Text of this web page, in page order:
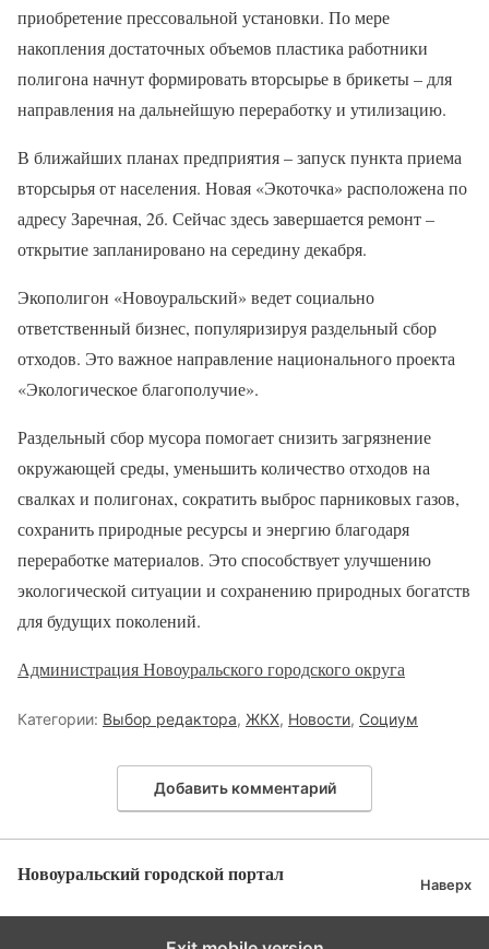
приобретение прессовальной установки. По мере
накопления достаточных объемов пластика работники
полигона начнут формировать вторсырье в брикеты – для
направления на дальнейшую переработку и утилизацию.
В ближайших планах предприятия – запуск пункта приема
вторсырья от населения. Новая «Экоточка» расположена по
адресу Заречная, 2б. Сейчас здесь завершается ремонт –
открытие запланировано на середину декабря.
Экополигон «Новоуральский» ведет социально
ответственный бизнес, популяризируя раздельный сбор
отходов. Это важное направление национального проекта
«Экологическое благополучие».
Раздельный сбор мусора помогает снизить загрязнение
окружающей среды, уменьшить количество отходов на
свалках и полигонах, сократить выброс парниковых газов,
сохранить природные ресурсы и энергию благодаря
переработке материалов. Это способствует улучшению
экологической ситуации и сохранению природных богатств
для будущих поколений.
Администрация Новоуральского городского округа
Категории: Выбор редактора, ЖКХ, Новости, Социум
Добавить комментарий
Новоуральский городской портал Наверх